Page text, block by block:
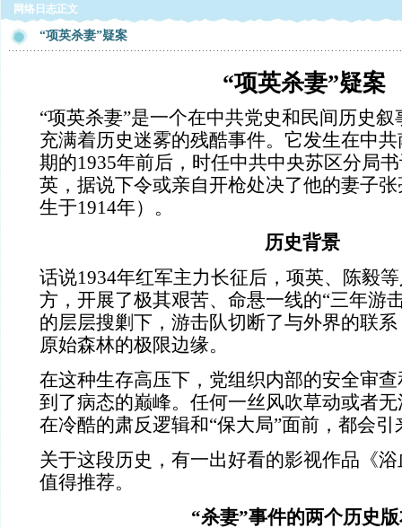
网络日志正文
“项英杀妻”疑案
“项英杀妻”疑案
“项英杀妻”是一个在中共党史和民间历史
充满着历史迷雾的残酷事件。它发生在中
期的1935年前后，时任中共中央苏区分局
英，据说下令或亲自开枪处决了他的妻子
生于1914年）。
历史背景
话说1934年红军主力长征后，项英、陈毅
方，开展了极其艰苦、命悬一线的“三年游
的层层搜剿下，游击队切断了与外界的联
原始森林的极限边缘。
在这种生存高压下，党组织内部的安全审查
到了病态的巅峰。任何一丝风吹草动或者
在冷酷的肃反逻辑和“保大局”面前，都会引
关于这段历史，有一出好看的影视作品《
值得推荐。
“杀妻”事件的两个历史